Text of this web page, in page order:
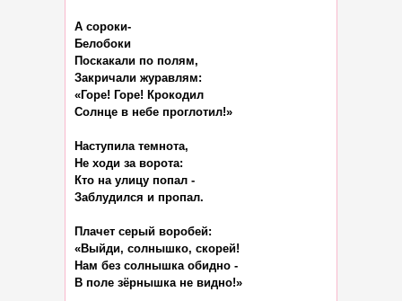
А сороки-
Белобоки
Поскакали по полям,
Закричали журавлям:
«Горе! Горе! Крокодил
Солнце в небе проглотил!»
Наступила темнота,
Не ходи за ворота:
Кто на улицу попал -
Заблудился и пропал.
Плачет серый воробей:
«Выйди, солнышко, скорей!
Нам без солнышка обидно -
В поле зёрнышка не видно!»